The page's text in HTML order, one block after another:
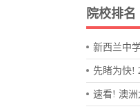
院校排名
新西兰中
先睹为快!
速看! 澳洲